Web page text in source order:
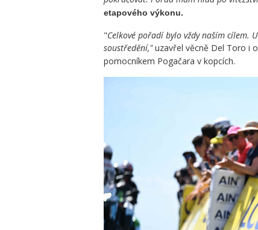
etapového výkonu.
"Celkové pořadí bylo vždy naším cílem.
soustředění,"uzavřel věcně Del Toro i o
pomocníkem Pogačara v kopcích.